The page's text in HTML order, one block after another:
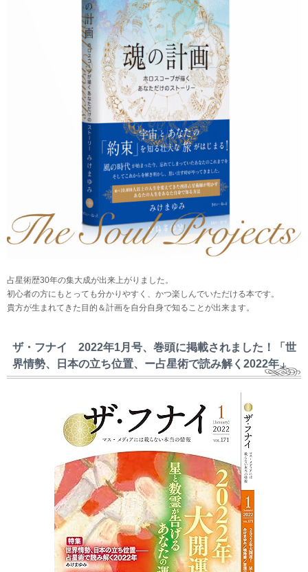
占星術歴30年の集大成が出来上がりました。
初心者の方にもとっても分かりやすく、かつ楽しんでいただける本です。
貴方が生まれてきた目的＆計画を自分自身で知ることが出来ます。
ザ・フナイ 2022年1月号、巻頭に掲載されました！「世
界情勢、日本の立ち位置、ー占星術で読み解く2022年」